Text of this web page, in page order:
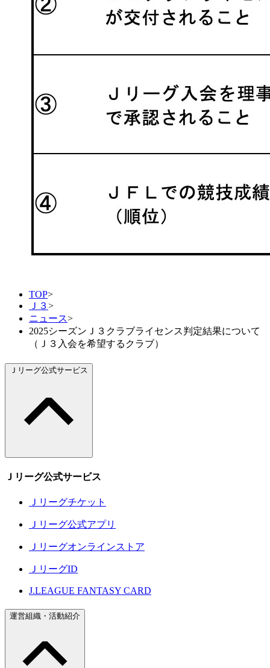
TOP>
Ｊ３>
ニュース>
2025シーズンＪ３クラブライセンス判定結果について
（Ｊ３入会を希望するクラブ）
Ｊリーグ公式サービス
Ｊリーグ公式サービス
Ｊリーグチケット
Ｊリーグ公式アプリ
Ｊリーグオンラインストア
ＪリーグID
J.LEAGUE FANTASY CARD
運営組織・活動紹介